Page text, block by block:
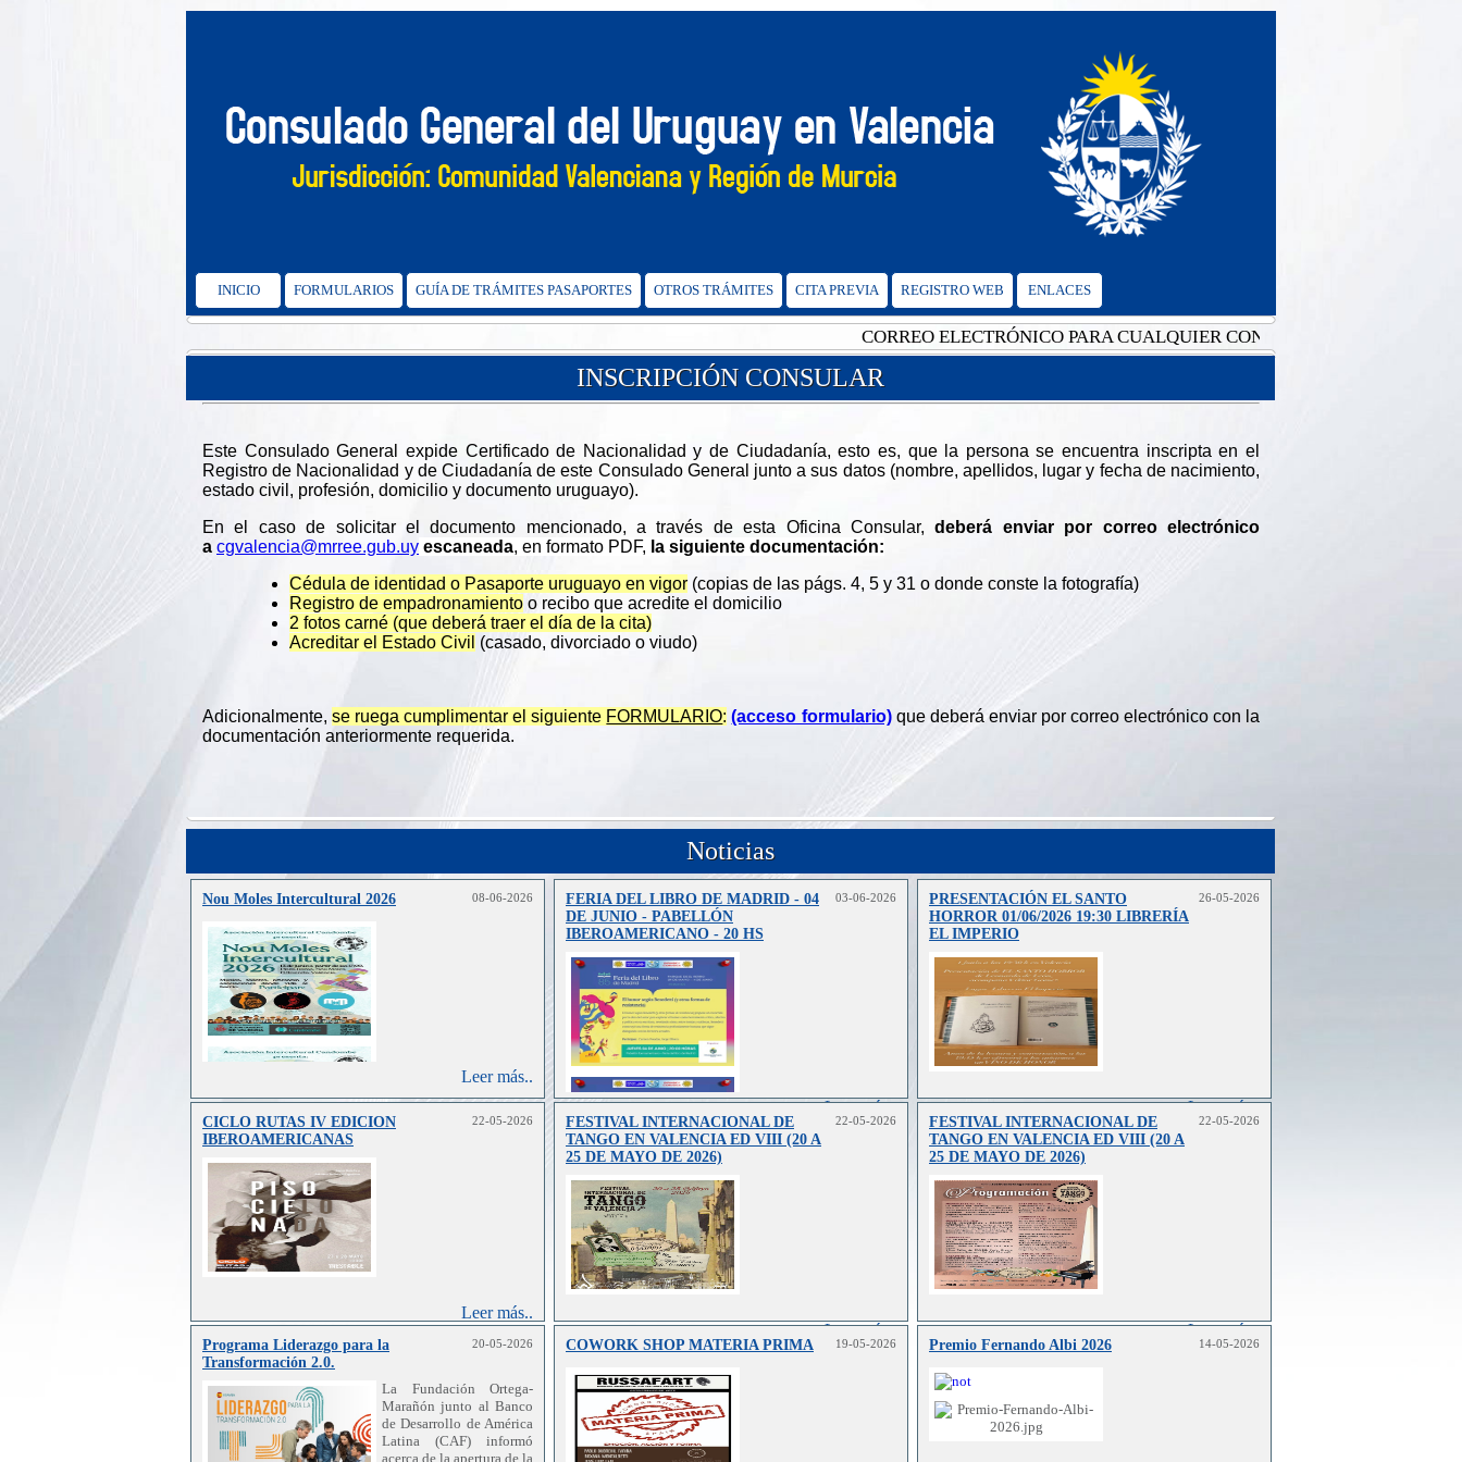
INICIO FORMULARIOS GUÍA DE TRÁMITES PASAPORTES OTROS TRÁMITES CITA PREVIA REGISTRO WEB ENLACES
CORREO ELECTRÓNICO PARA CUALQUIER CONSULTA:
INSCRIPCIÓN CONSULAR
Este Consulado General expide Certificado de Nacionalidad y de Ciudadanía, esto es, que la persona se encuentra inscripta en el
Registro de Nacionalidad y de Ciudadanía de este Consulado General junto a sus datos (nombre, apellidos, lugar y fecha de nacimiento,
estado civil, profesión, domicilio y documento uruguayo).
En el caso de solicitar el documento mencionado, a través de esta Oficina Consular,deberá enviar por correo electrónico
a cgvalencia@mrree.gub.uy escaneada, en formato PDF, la siguiente documentación:
Cédula de identidad o Pasaporte uruguayo en vigor (copias de las págs. 4, 5 y 31 o donde conste la fotografía)
Registro de empadronamiento o recibo que acredite el domicilio
2 fotos carné (que deberá traer el día de la cita)
Acreditar el Estado Civil (casado, divorciado o viudo)
Adicionalmente,se ruega cumplimentar el siguiente FORMULARIO: (acceso formulario)que deberá enviar por correo electrónico con la
documentación anteriormente requerida.
Noticias
Nou Moles Intercultural 2026 08-06-2026
Leer más..
FERIA DEL LIBRO DE MADRID - 04
DE JUNIO - PABELLÓN
IBEROAMERICANO - 20 HS
03-06-2026
Leer más..
PRESENTACIÓN EL SANTO
HORROR 01/06/2026 19:30 LIBRERÍA
EL IMPERIO
26-05-2026
Leer más..
CICLO RUTAS IV EDICION
IBEROAMERICANAS
22-05-2026
Leer más..
FESTIVAL INTERNACIONAL DE
TANGO EN VALENCIA ED VIII (20 A
25 DE MAYO DE 2026)
22-05-2026
Leer más..
FESTIVAL INTERNACIONAL DE
TANGO EN VALENCIA ED VIII (20 A
25 DE MAYO DE 2026)
22-05-2026
Leer más..
Programa Liderazgo para la
Transformación 2.0.
20-05-2026
La Fundación Ortega-
Marañón junto al Banco
de Desarrollo de América
Latina (CAF) informó
acerca de la apertura de la
COWORK SHOP MATERIA PRIMA 19-05-2026 Premio Fernando Albi 2026 14-05-2026